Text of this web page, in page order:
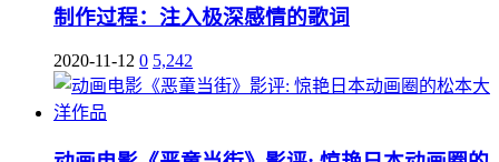
制作过程：注入极深感情的歌词
2020-11-12 0 5,242